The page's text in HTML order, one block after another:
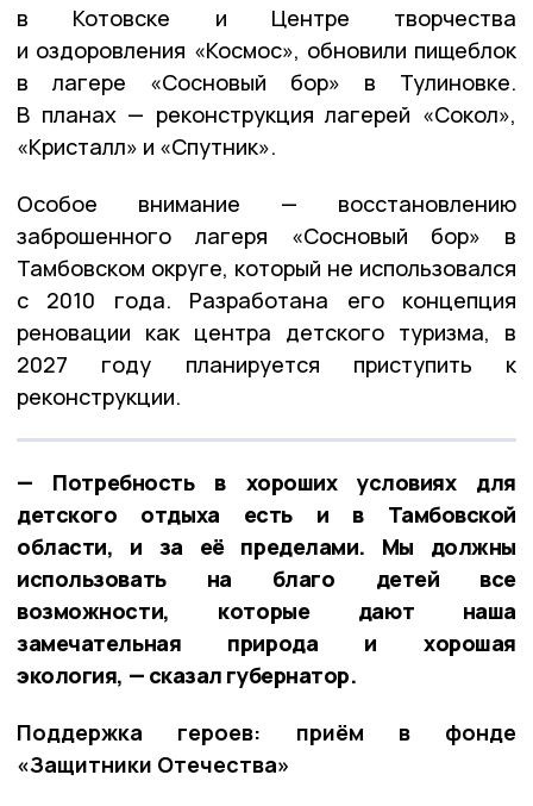
в Котовске и Центре творчества
и оздоровления «Космос», обновили пищеблок
в лагере «Сосновый бор» в Тулиновке.
В планах — реконструкция лагерей «Сокол»,
«Кристалл» и «Спутник».
Особое внимание — восстановлению
заброшенного лагеря «Сосновый бор» в
Тамбовском округе, который не использовался
с 2010 года. Разработана его концепция
реновации как центра детского туризма, в
2027 году планируется приступить к
реконструкции.
— Потребность в хороших условиях для
детского отдыха есть и в Тамбовской
области, и за её пределами. Мы должны
использовать на благо детей все
возможности, которые дают наша
замечательная природа и хорошая
экология, — сказал губернатор.
Поддержка героев: приём в фонде
«Защитники Отечества»